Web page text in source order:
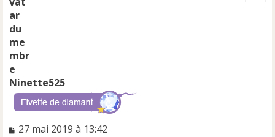
Ninette525
M
27 mai 2019 à 13:42